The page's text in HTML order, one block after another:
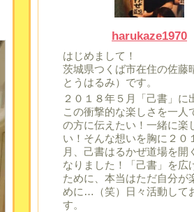
harukaze1970
はじめまして！
茨城県つくば市在住の佐藤
とうはるみ）です。
２０１８年５月「己書」に
この衝撃的な楽しさを一人
の方に伝えたい！一緒に楽
い！そんな想いを胸に２０
月、己書はるかぜ道場を開
なりました！「己書」を広
ために、本当はただ自分が
めに…（笑）日々活動して
す。